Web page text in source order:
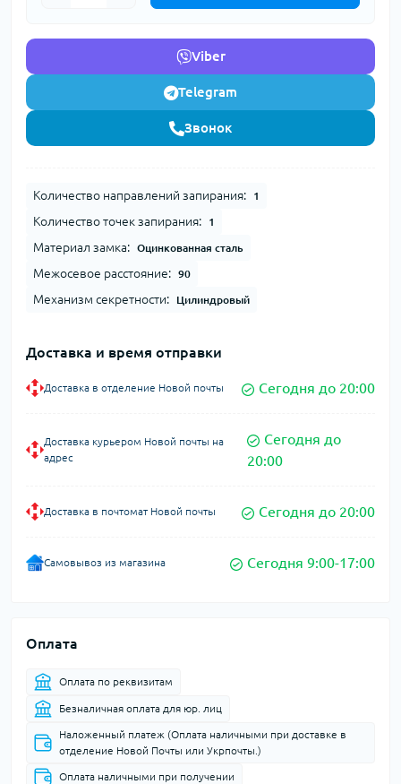
Viber
Telegram
Звонок
Количество направлений запирания: 1
Количество точек запирания: 1
Материал замка: Оцинкованная сталь
Межосевое расстояние: 90
Механизм секретности: Цилиндровый
Доставка и время отправки
Доставка в отделение Новой почты Сегодня до 20:00
Доставка курьером Новой почты на
адрес
Сегодня до
20:00
Доставка в почтомат Новой почты Сегодня до 20:00
Самовывоз из магазина Сегодня 9:00-17:00
Оплата
Оплата по реквизитам
Безналичная оплата для юр. лиц
Наложенный платеж (Оплата наличными при доставке в
отделение Новой Почты или Укрпочты.)
Оплата наличными при получении